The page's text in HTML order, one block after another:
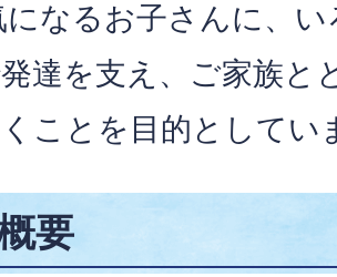
になるお子さんに、
達を支え、ご家族と
ことを目的としてい
要